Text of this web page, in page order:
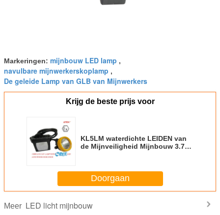
Markeringen: mijnbouw LED lamp ,
navulbare mijnwerkerskoplamp ,
De geleide Lamp van GLB van Mijnwerkers
Krijg de beste prijs voor
KL5LM waterdichte LEIDEN van
de Mijnveiligheid Mijnbouw 3.7V
Doorgaan
Meer LED licht mijnbouw